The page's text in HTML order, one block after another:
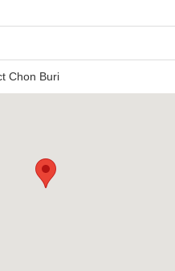
Chon Buri